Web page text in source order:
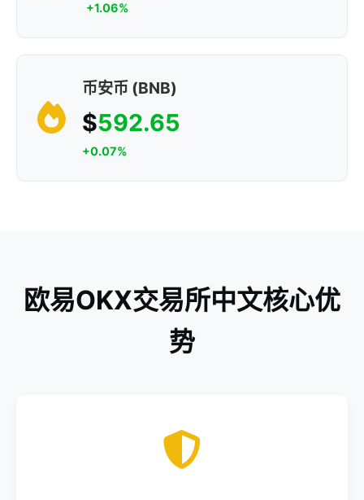
+1.06%
币安币 (BNB)
$592.65
+0.07%
欧易OKX交易所中文核心优
势